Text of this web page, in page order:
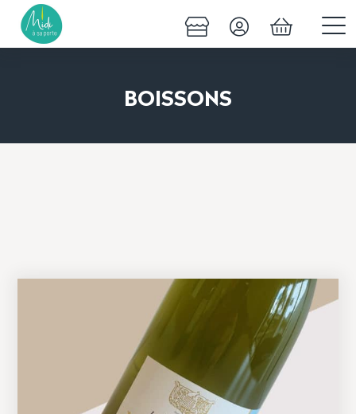
BOISSONS